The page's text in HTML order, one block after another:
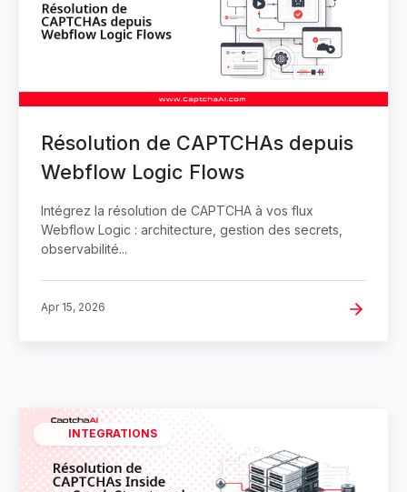
Résolution de CAPTCHAs depuis
Webflow Logic Flows
Intégrez la résolution de CAPTCHA à vos flux
Webflow Logic : architecture, gestion des secrets,
observabilité...
Apr 15, 2026
INTEGRATIONS